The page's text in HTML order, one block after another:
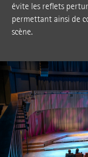
évite les reflets
permettant ainsi de
scène.